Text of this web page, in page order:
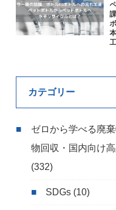
カテゴリー
ゼロから学べる廃
物回収・国内向け
(332)
SDGs (10)